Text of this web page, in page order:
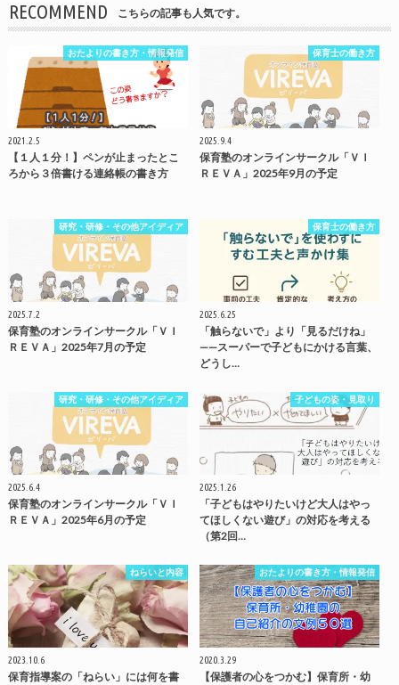
RECOMMEND こちらの記事も人気です。
おたよりの書き方・情報発信
2021.2.5
【１人１分！】ペンが止まったとこ
ろから３倍書ける連絡帳の書き方
保育士の働き方
2025.9.4
保育塾のオンラインサークル「ＶＩ
ＲＥＶＡ」2025年9月の予定
研究・研修・その他アイディア
2025.7.2
保育塾のオンラインサークル「ＶＩ
ＲＥＶＡ」2025年7月の予定
保育士の働き方
2025.6.25
「触らないで」より「見るだけね」
——スーパーで子どもにかける言葉、
どうし…
研究・研修・その他アイディア
2025.6.4
保育塾のオンラインサークル「ＶＩ
ＲＥＶＡ」2025年6月の予定
子どもの姿・見取り
2025.1.26
「子どもはやりたいけど大人はやっ
てほしくない遊び」の対応を考える
（第2回…
ねらいと内容
2023.10.6
保育指導案の「ねらい」には何を書
おたよりの書き方・情報発信
2020.3.29
【保護者の心をつかむ】保育所・幼